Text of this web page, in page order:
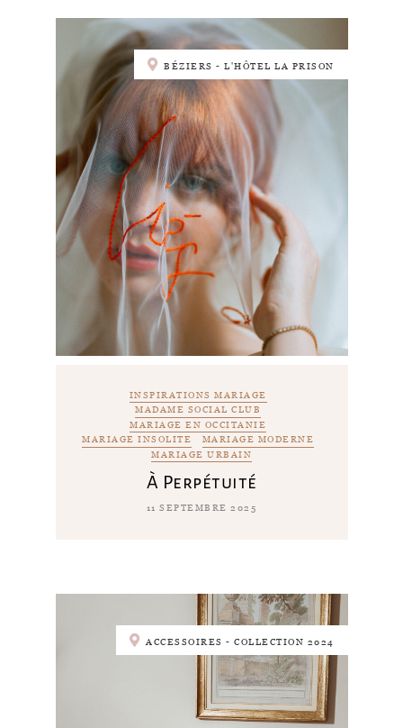
BÉZIERS - L'HÔTEL LA PRISON
INSPIRATIONS MARIAGE
MADAME SOCIAL CLUB
MARIAGE EN OCCITANIE
MARIAGE INSOLITE
MARIAGE MODERNE
MARIAGE URBAIN
À Perpétuité
11 SEPTEMBRE 2025
ACCESSOIRES - COLLECTION 2024